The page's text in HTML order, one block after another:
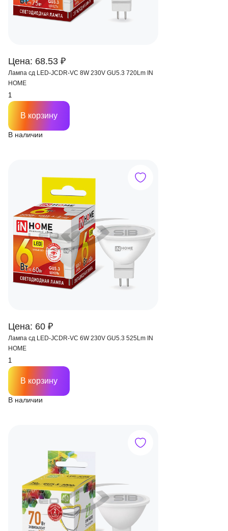
Цена: 68.53 ₽
Лампа сд LED-JCDR-VC 8W 230V GU5.3 720Lm IN
HOME
В наличии
В корзину
Цена: 60 ₽
Лампа сд LED-JCDR-VC 6W 230V GU5.3 525Lm IN
HOME
В наличии
В корзину